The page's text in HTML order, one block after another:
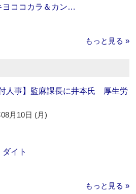
ココカラ＆カン…
もっと見る »
付人事】監麻課長に井本氏 厚生労
月10日 (月)
イト
もっと見る »